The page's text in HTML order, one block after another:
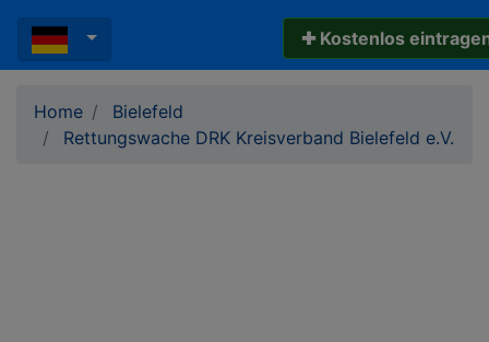
✚ Kostenlos
Home
Bielefeld
Rettungswache DRK Kreisverband Bielefeld e.V.